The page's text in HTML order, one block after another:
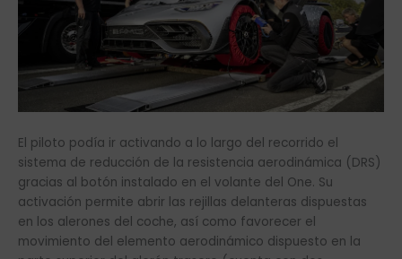
El piloto podía ir activando a lo largo del recorrido el
sistema de reducción de la resistencia aerodinámica (DRS)
gracias al botón instalado en el volante del One. Su
activación permite abrir las rejillas delanteras dispuestas
en los alerones del coche, así como favorecer el
movimiento del elemento aerodinámico dispuesto en la